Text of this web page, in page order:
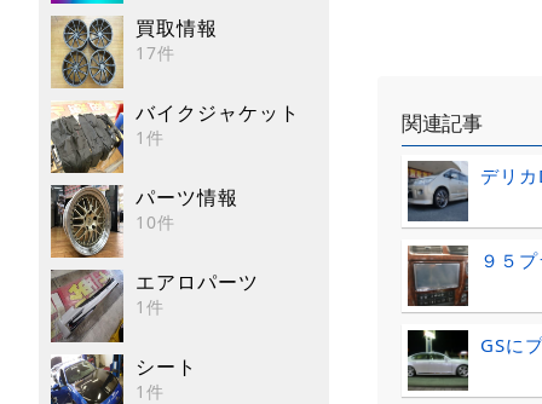
買取情報
17件
バイクジャケット
1件
パーツ情報
10件
エアロパーツ
1件
シート
1件
関連記事
デリ
９５
GSに